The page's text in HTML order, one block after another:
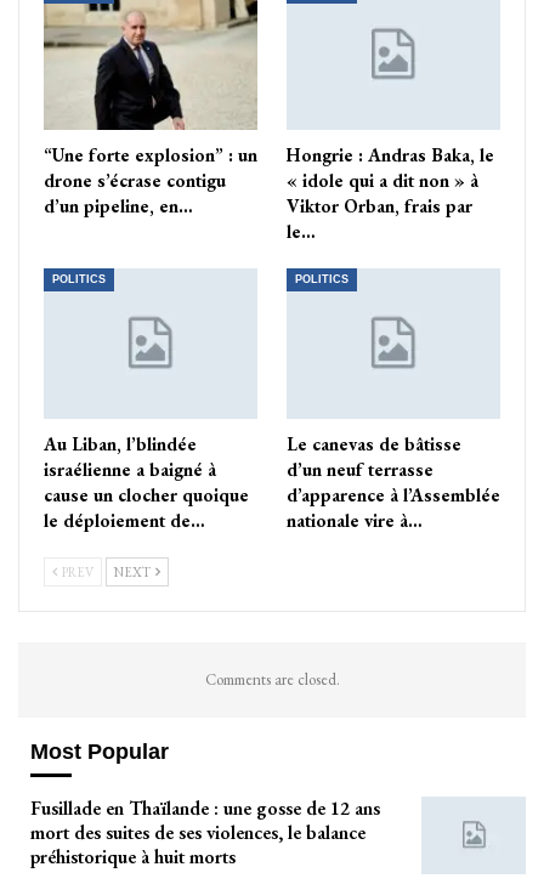
“Une forte explosion” : un
drone s’écrase contigu
d’un pipeline, en…
Hongrie : Andras Baka, le
« idole qui a dit non » à
Viktor Orban, frais par
le…
POLITICS
Au Liban, l’blindée
israélienne a baigné à
cause un clocher quoique
le déploiement de…
POLITICS
Le canevas de bâtisse
d’un neuf terrasse
d’apparence à l’Assemblée
nationale vire à…
PREV NEXT
Comments are closed.
Most Popular
Fusillade en Thaïlande : une gosse de 12 ans
mort des suites de ses violences, le balance
préhistorique à huit morts